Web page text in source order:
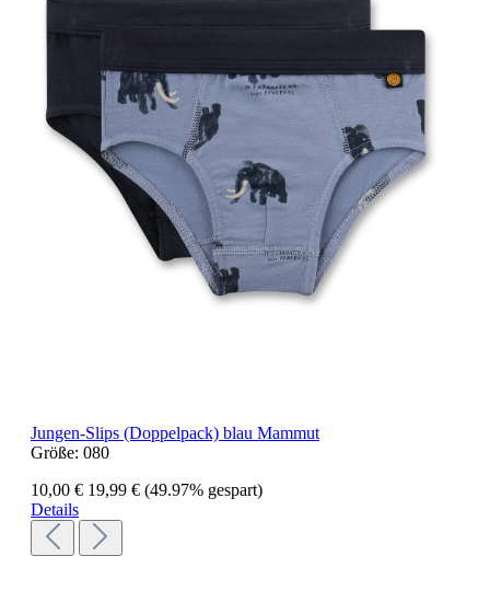
Jungen-Slips (Doppelpack) blau Mammut
Größe: 080
10,00 € 19,99 € (49.97% gespart)
Details